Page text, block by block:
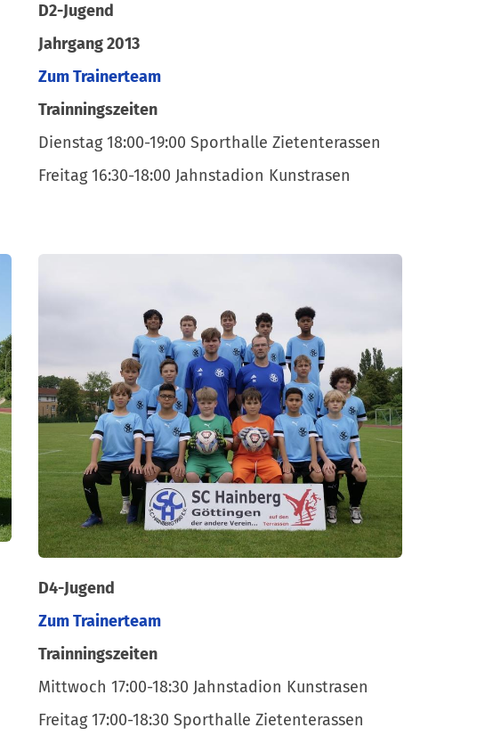
D2-Jugend
Jahrgang 2013
Zum Trainerteam
Trainningszeiten
Dienstag 18:00-19:00 Sporthalle Zietenterassen
Freitag 16:30-18:00 Jahnstadion Kunstrasen
D4-Jugend
Zum Trainerteam
Trainningszeiten
Mittwoch 17:00-18:30 Jahnstadion Kunstrasen
Freitag 17:00-18:30 Sporthalle Zietenterassen